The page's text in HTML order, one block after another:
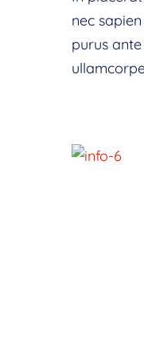
nec
purus